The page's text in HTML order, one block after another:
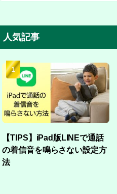
人気記事
【TIPS】iPad版LINEで通話
の着信音を鳴らさない設定方
法